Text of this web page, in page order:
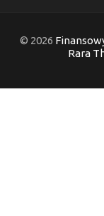
© 2026
Rara